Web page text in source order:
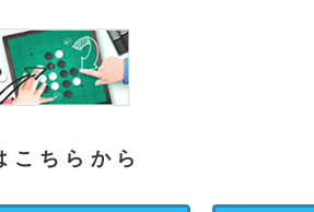
こちらから